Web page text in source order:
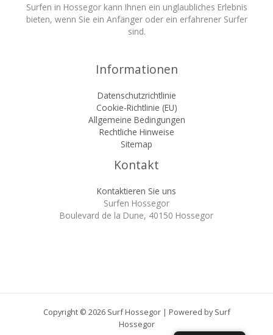
Surfen in Hossegor kann Ihnen ein unglaubliches Erlebnis
bieten, wenn Sie ein Anfänger oder ein erfahrener Surfer
sind.
Informationen
Datenschutzrichtlinie
Cookie-Richtlinie (EU)
Allgemeine Bedingungen
Rechtliche Hinweise
Sitemap
Kontakt
Kontaktieren Sie uns
Surfen Hossegor
Boulevard de la Dune, 40150 Hossegor
Copyright © 2026 Surf Hossegor | Powered by Surf
Hossegor